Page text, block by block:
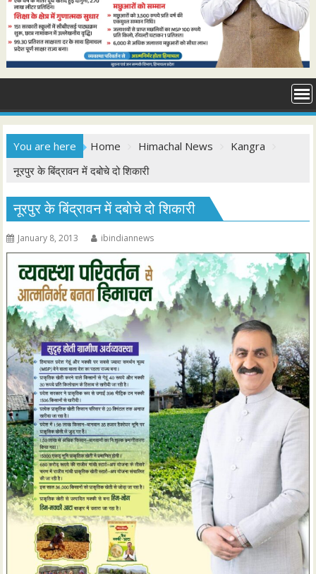
You are here Home Himachal News
Kangra
नूरपुर के बिंद्रावन में दबोचे दो शिकारी
नूरपुर के बिंद्रावन में दबोचे दो शिकारी
January 8, 2013 ibindiannews